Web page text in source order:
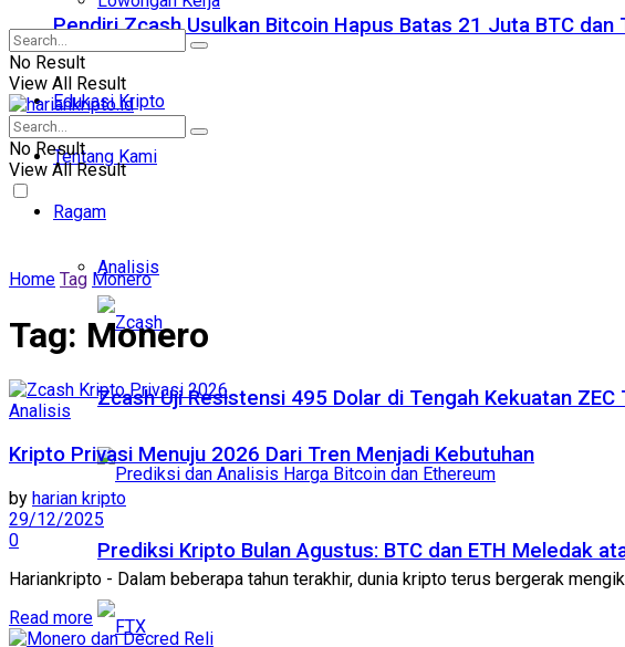
Pendiri Zcash Usulkan Bitcoin Hapus Batas 21 Juta BTC dan
Edukasi Kripto
Tentang Kami
Ragam
Analisis
Zcash Uji Resistensi 495 Dolar di Tengah Kekuatan ZEC
Prediksi Kripto Bulan Agustus: BTC dan ETH Meledak
No Result
View All Result
No Result
View All Result
Home Tag Monero
Tag: Monero
Analisis
Kripto Privasi Menuju 2026 Dari Tren Menjadi Kebutuhan
by harian kripto
29/12/2025
0
Hariankripto - Dalam beberapa tahun terakhir, dunia kripto terus bergerak
Read more